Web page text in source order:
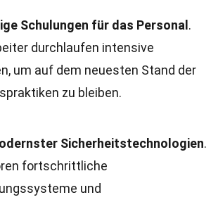
Schulungen für das Personal .
durchlaufen intensive
um auf dem neuesten Stand der
zu bleiben.
Sicherheitstechnologien.
fortschrittliche
und